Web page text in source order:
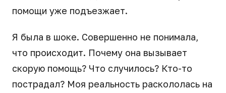
помощи уже подъезжает.
Я была в шоке. Совершенно не понимала,
что происходит. Почему она вызывает
скорую помощь? Что случилось? Кто-то
пострадал? Моя реальность раскололась на